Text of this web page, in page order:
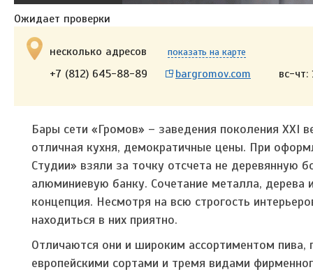
Ожидает проверки
несколько адресов показать на карте
+7 (812) 645-88-89 bargromov.com вс-
Бары сети «Громов» – заведения поколения ХХI
отличная кухня, демократичные цены. При
Студии» взяли за точку отсчета не деревянную
алюминиевую банку. Сочетание металла, дерева
концепция. Несмотря на всю строгость
находиться в них приятно.
Отличаются они и широким ассортиментом
европейскими сортами и тремя видами